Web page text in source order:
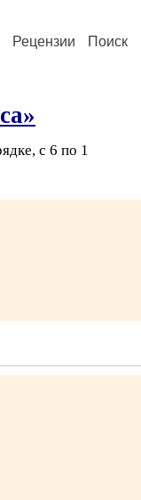
Рецензии Поиск
с 6 по 1